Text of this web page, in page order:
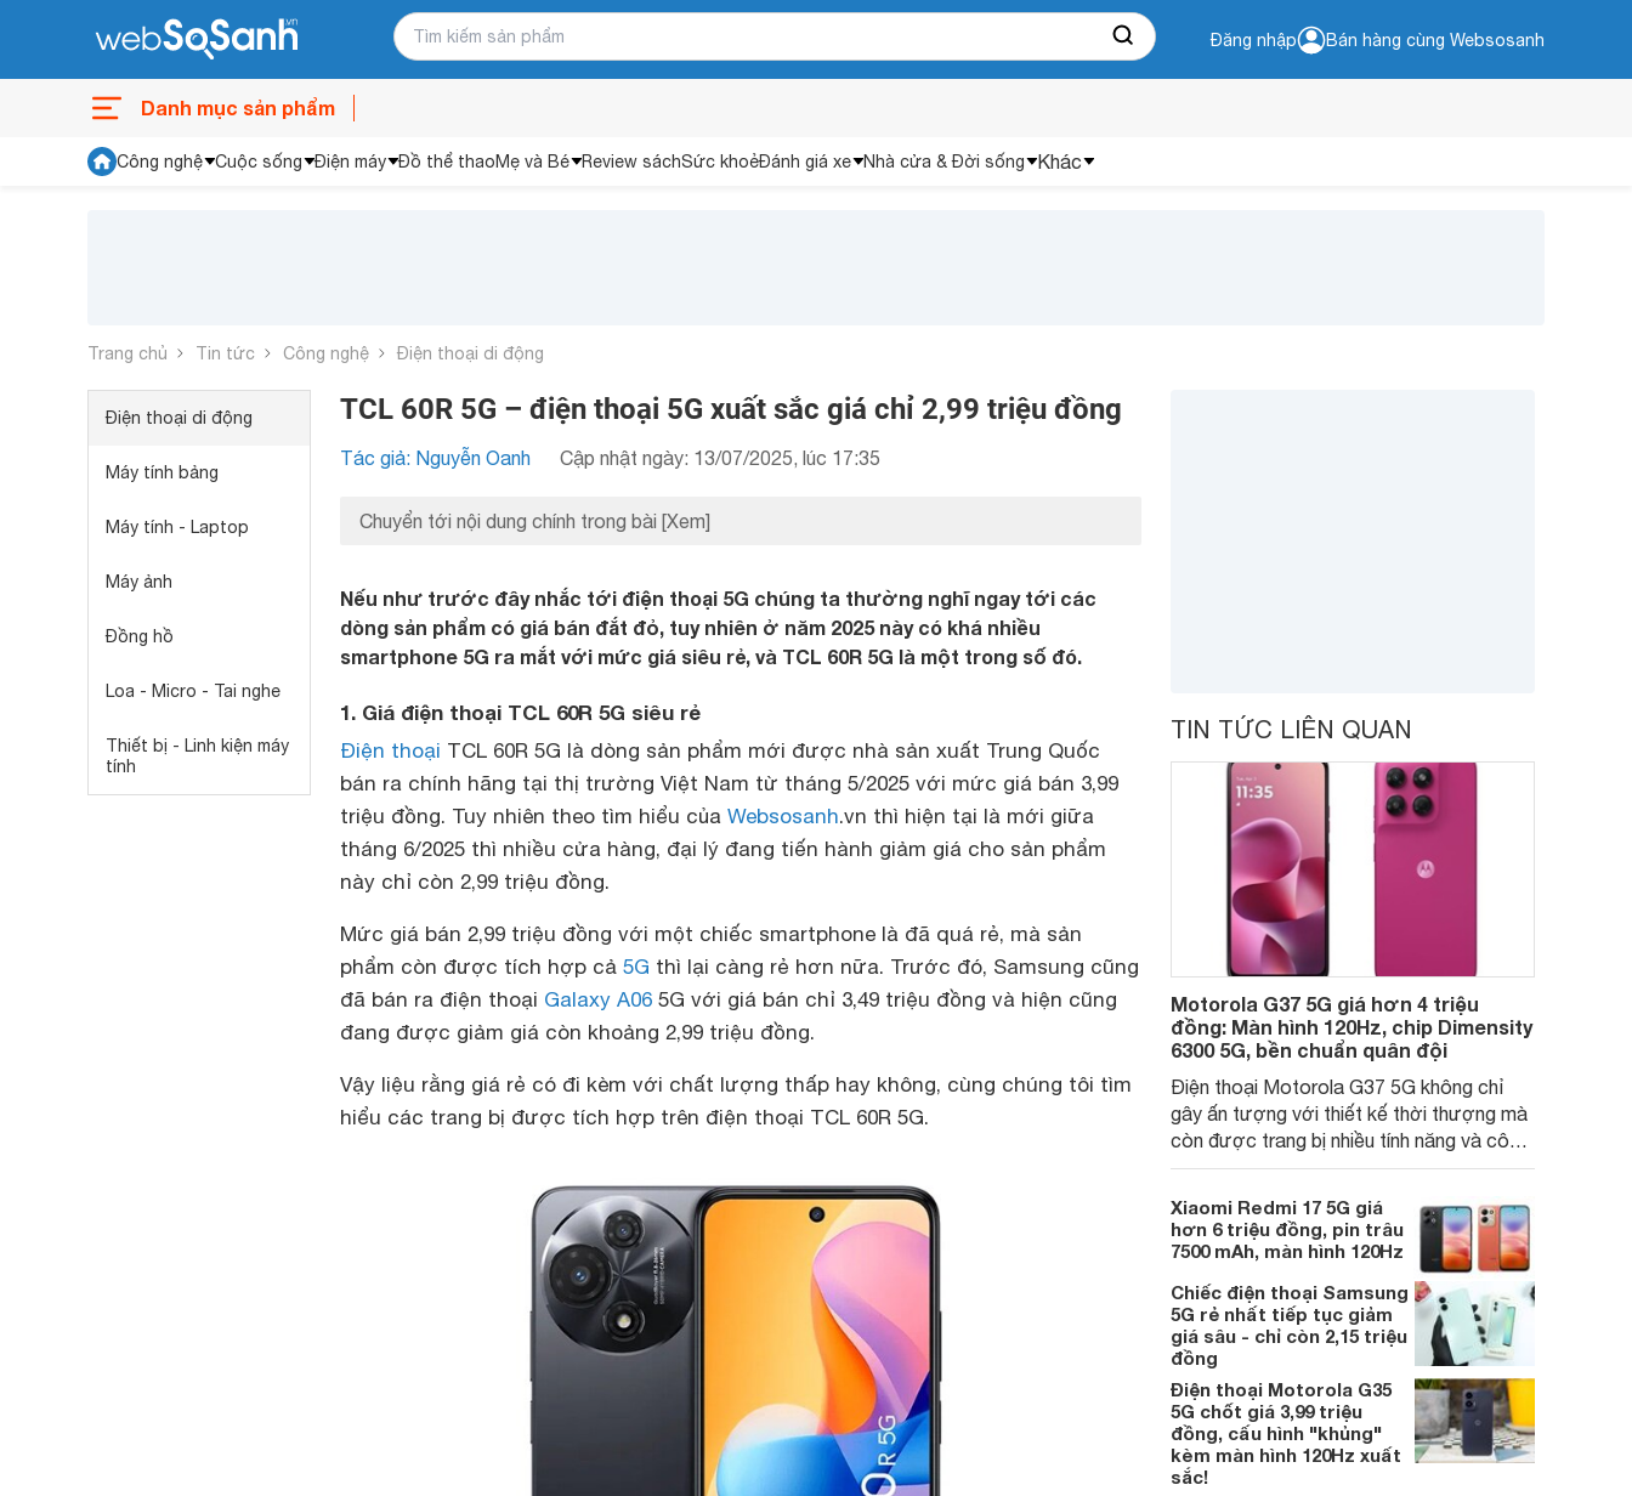
Đăng nhập Bán hàng cùng Websosanh
Danh mục sản phẩm
Công nghệ Cuộc sống Điện máy Đồ thể thaoMẹ và Bé Review sáchSức khoẻĐánh giá xe Nhà cửa & Đời sống Khác
Trang chủ Tin tức Công nghệ Điện thoại di động
Điện thoại di động
Máy tính bảng
Máy tính - Laptop
Máy ảnh
Đồng hồ
Loa - Micro - Tai nghe
Thiết bị - Linh kiện máy
tính
TCL 60R 5G – điện thoại 5G xuất sắc giá chỉ 2,99 triệu đồng
Tác giả: Nguyễn Oanh Cập nhật ngày: 13/07/2025, lúc 17:35
Chuyển tới nội dung chính trong bài [Xem]
Nếu như trước đây nhắc tới điện thoại 5G chúng ta thường nghĩ ngay tới các
dòng sản phẩm có giá bán đắt đỏ, tuy nhiên ở năm 2025 này có khá nhiều
smartphone 5G ra mắt với mức giá siêu rẻ, và TCL 60R 5G là một trong số đó.
1. Giá điện thoại TCL 60R 5G siêu rẻ
Điện thoại TCL 60R 5G là dòng sản phẩm mới được nhà sản xuất Trung Quốc
bán ra chính hãng tại thị trường Việt Nam từ tháng 5/2025 với mức giá bán 3,99
triệu đồng. Tuy nhiên theo tìm hiểu của Websosanh.vn thì hiện tại là mới giữa
tháng 6/2025 thì nhiều cửa hàng, đại lý đang tiến hành giảm giá cho sản phẩm
này chỉ còn 2,99 triệu đồng.
Mức giá bán 2,99 triệu đồng với một chiếc smartphone là đã quá rẻ, mà sản
phẩm còn được tích hợp cả 5G thì lại càng rẻ hơn nữa. Trước đó, Samsung cũng
đã bán ra điện thoại Galaxy A06 5G với giá bán chỉ 3,49 triệu đồng và hiện cũng
đang được giảm giá còn khoảng 2,99 triệu đồng.
Vậy liệu rằng giá rẻ có đi kèm với chất lượng thấp hay không, cùng chúng tôi tìm
hiểu các trang bị được tích hợp trên điện thoại TCL 60R 5G.
TIN TỨC LIÊN QUAN
Motorola G37 5G giá hơn 4 triệu
đồng: Màn hình 120Hz, chip Dimensity
6300 5G, bền chuẩn quân đội
Điện thoại Motorola G37 5G không chỉ
gây ấn tượng với thiết kế thời thượng mà
còn được trang bị nhiều tính năng và công
nghệ hiện đại, đáp ứng tốt nhu cầu sử
thông.
Xiaomi Redmi 17 5G giá
hơn 6 triệu đồng, pin trâu
7500 mAh, màn hình 120Hz
Chiếc điện thoại Samsung
5G rẻ nhất tiếp tục giảm
giá sâu - chỉ còn 2,15 triệu
đồng
Điện thoại Motorola G35
5G chốt giá 3,99 triệu
đồng, cấu hình "khủng"
kèm màn hình 120Hz xuất
sắc!